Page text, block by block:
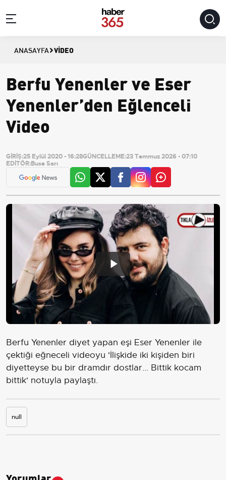
ANASAYFA VIDEO
Berfu Yenenler ve Eser
Yenenler’den Eğlenceli
Video
GİRİŞ:25 Eylül 2020 - 16:28GÜNCELLEME:23 Temmuz 2026 - 07:10
EDİTÖR:Buse Sarı
Play
Video
Berfu Yenenler diyet yapan eşi Eser Yenenler ile
çektiği eğneceli videoyu 'İlişkide iki kişiden biri
diyetteyse bu bir dramdır dostlar... Bittik kocam
bittik' notuyla paylaştı.
null